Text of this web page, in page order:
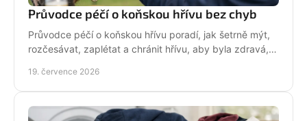
Průvodce péčí o koňskou hřívu bez chyb
Průvodce péčí o koňskou hřívu poradí, jak šetrně mýt,
rozčesávat, zaplétat a chránit hřívu, aby byla zdravá,
19. července 2026